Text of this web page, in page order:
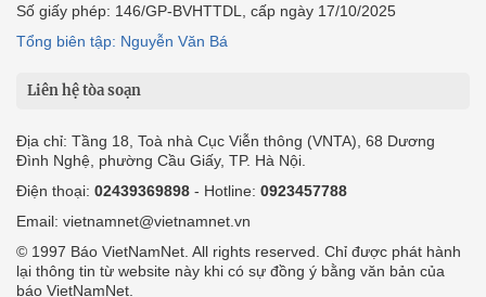
Số giấy phép: 146/GP-BVHTTDL, cấp ngày 17/10/2025
Tổng biên tập: Nguyễn Văn Bá
Liên hệ tòa soạn
Địa chỉ: Tầng 18, Toà nhà Cục Viễn thông (VNTA), 68 Dương
Đình Nghệ, phường Cầu Giấy, TP. Hà Nội.
Điện thoại: 02439369898 - Hotline: 0923457788
Email: vietnamnet@vietnamnet.vn
© 1997 Báo VietNamNet. All rights reserved. Chỉ được phát hành
lại thông tin từ website này khi có sự đồng ý bằng văn bản của
báo VietNamNet.